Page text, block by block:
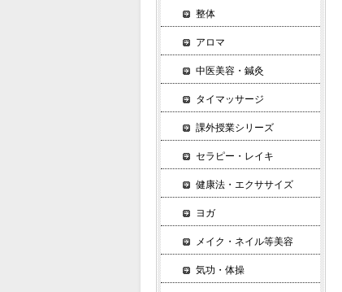
整体
アロマ
中医美容・鍼灸
タイマッサージ
課外授業シリーズ
セラピー・レイキ
健康法・エクササイズ
ヨガ
メイク・ネイル等美容
気功・体操